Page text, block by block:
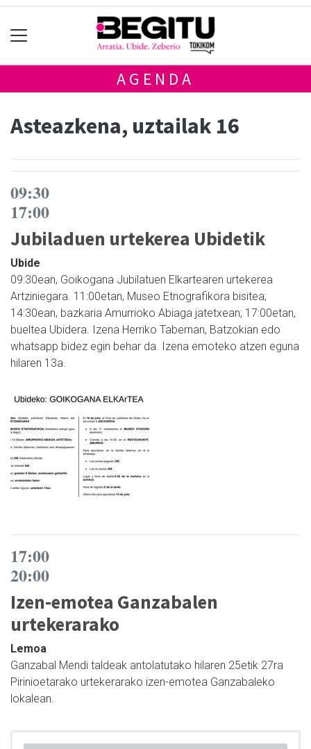
AGENDA
Asteazkena, uztailak 16
09:30
17:00
Jubiladuen urtekerea Ubidetik
Ubide
09:30ean, Goikogana Jubilatuen Elkartearen urtekerea
Artziniegara. 11:00etan, Museo Etnografikora bisitea;
14:30ean, bazkaria Amurrioko Abiaga jatetxean; 17:00etan,
bueltea Ubidera. Izena Herriko Tabernan, Batzokian edo
whatsapp bidez egin behar da. Izena emoteko atzen eguna
hilaren 13a.
17:00
20:00
Izen-emotea Ganzabalen
urtekerarako
Lemoa
Ganzabal Mendi taldeak antolatutako hilaren 25etik 27ra
Pirinioetarako urtekerarako izen-emotea Ganzabaleko
lokalean.